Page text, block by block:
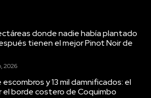
donde nadie había plantado
tienen el mejor Pinot Noir de
2026
y 13 mil damnificados: el
el borde costero de Coquimbo